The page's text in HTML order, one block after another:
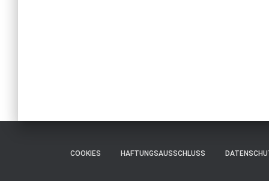
COOKIES HAFTUNGSAUSSCHLUSS